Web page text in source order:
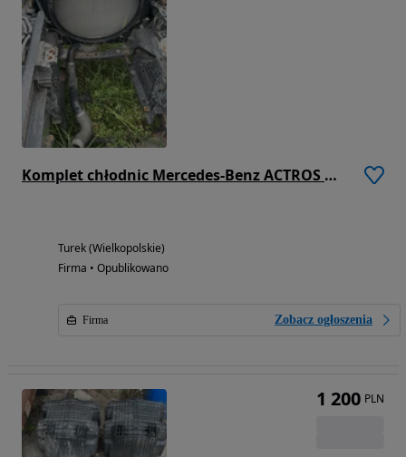
Komplet chłodnic Mercedes-Benz ACTROS MP4
Turek (Wielkopolskie)
Firma • Opublikowano
Firma Zobacz ogłoszenia
1 200 PLN